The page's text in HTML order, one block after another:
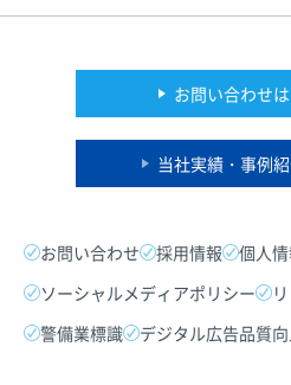
お問い合わせ
当社実績・事例
お問い合わせ 採用情報
個人
ソーシャルメディアポリシー
警備業標識
デジタル広告品質